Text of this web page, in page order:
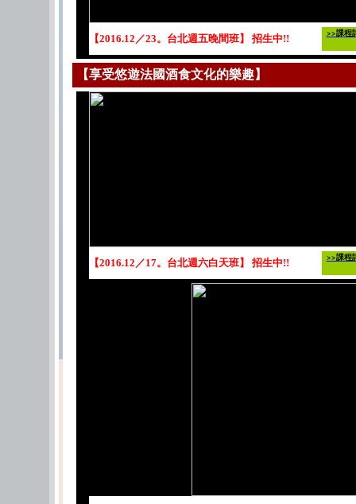
【2016.12／23。台北週五晚間班】 招生中!! >>課程
【享受悠遊法國酒食文化的樂趣】
【2016.12／17。台北週六白天班】 招生中!! >>課程